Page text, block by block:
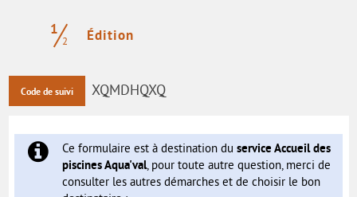
DÉCHETS
CONTACTER L'AGGLO
SITE DE L'AGGLO
LES COMMUNES
Code de suivi XQMDHQXQ
1
2 Édition(étape courante)
Ce formulaire est à destination duservice Accueil des
piscines Aqua'val, pour toute autre question, merci de
consulter les autres démarches et de choisir le bon